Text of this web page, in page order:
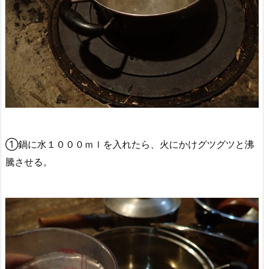
①鍋に水１０００ｍｌを入れたら、火にかけグツグツと沸
騰させる。